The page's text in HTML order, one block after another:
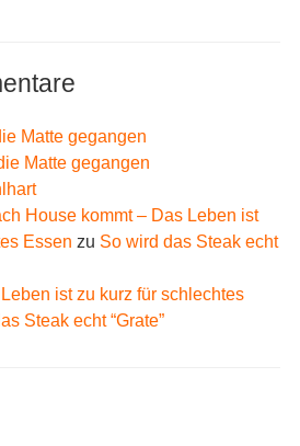
Matte gegangen
Matte gegangen
House kommt – Das Leben ist
Essen zu So wird das Steak echt
ist zu kurz für schlechtes
Steak echt “Grate”